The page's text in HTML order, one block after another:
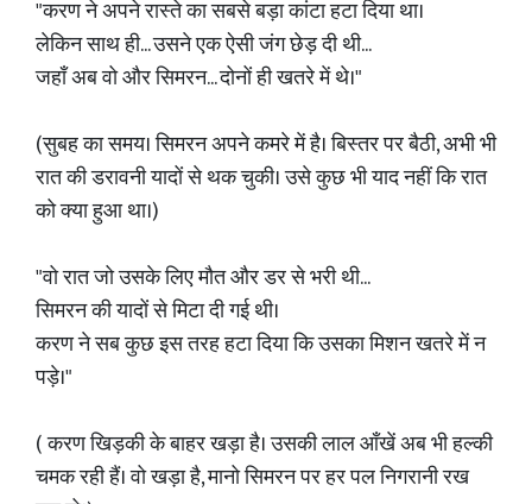
"करण ने अपने रास्ते का सबसे बड़ा कांटा हटा दिया था।
लेकिन साथ ही... उसने एक ऐसी जंग छेड़ दी थी...
जहाँ अब वो और सिमरन... दोनों ही खतरे में थे।"
(सुबह का समय। सिमरन अपने कमरे में है। बिस्तर पर बैठी, अभी भी
रात की डरावनी यादों से थक चुकी। उसे कुछ भी याद नहीं कि रात
को क्या हुआ था।)
"वो रात जो उसके लिए मौत और डर से भरी थी...
सिमरन की यादों से मिटा दी गई थी।
करण ने सब कुछ इस तरह हटा दिया कि उसका मिशन खतरे में न
पड़े।"
( करण खिड़की के बाहर खड़ा है। उसकी लाल आँखें अब भी हल्की
चमक रही हैं। वो खड़ा है, मानो सिमरन पर हर पल निगरानी रख